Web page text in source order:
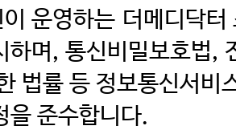
운영하는 더메디닥
하며, 통신비밀보호법,
법률 등 정보통신서비
을 준수합니다.